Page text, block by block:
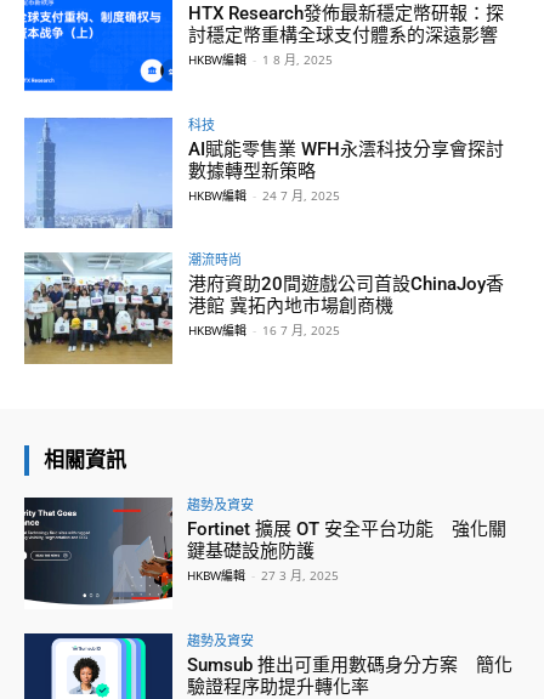
HTX Research發佈最新穩定幣研報：探
討穩定幣重構全球支付體系的深遠影響
HKBW編輯 - 1 8 月, 2025
科技
AI賦能零售業 WFH永澐科技分享會探討
數據轉型新策略
HKBW編輯 - 24 7 月, 2025
潮流時尚
港府資助20間遊戲公司首設ChinaJoy香
港館 冀拓內地市場創商機
HKBW編輯 - 16 7 月, 2025
相關資訊
趨勢及資安
Fortinet 擴展 OT 安全平台功能 強化關
鍵基礎設施防護
HKBW編輯 - 27 3 月, 2025
趨勢及資安
Sumsub 推出可重用數碼身分方案 簡化
驗證程序助提升轉化率